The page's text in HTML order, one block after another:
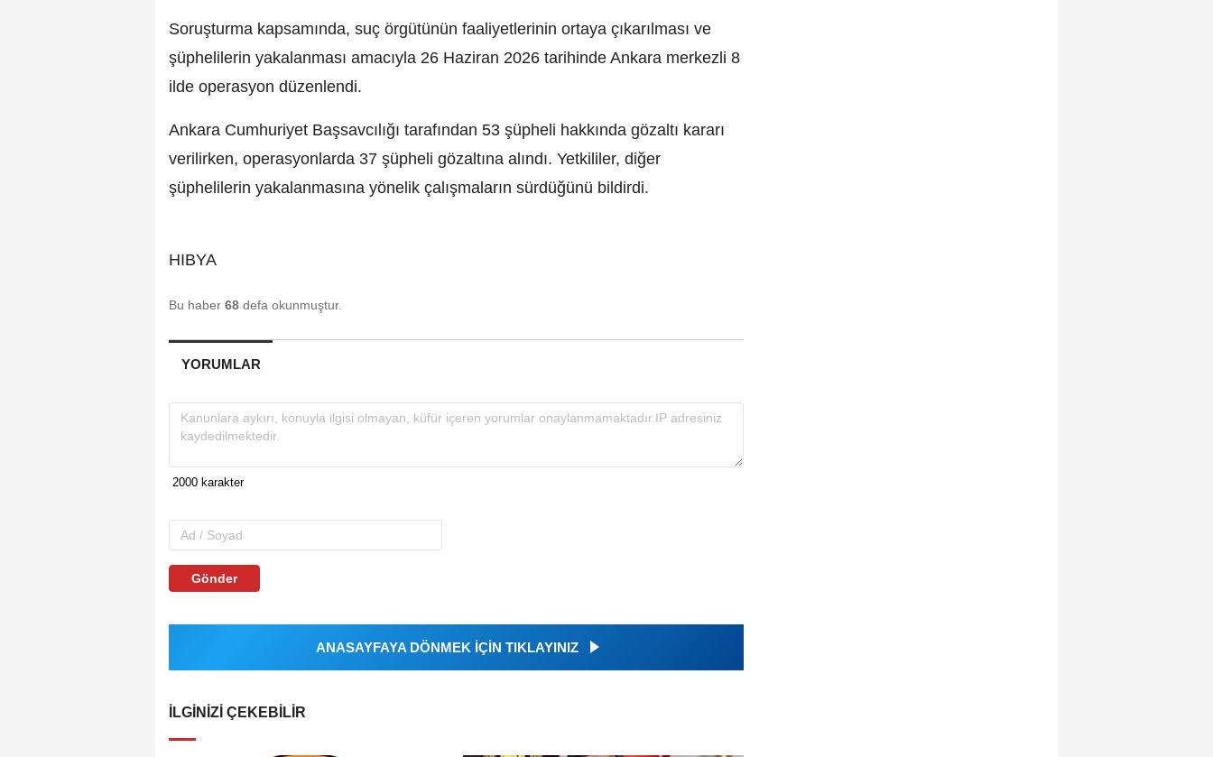
Soruşturma kapsamında, suç örgütünün faaliyetlerinin ortaya çıkarılması ve
şüphelilerin yakalanması amacıyla 26 Haziran 2026 tarihinde Ankara merkezli 8
ilde operasyon düzenlendi.
Ankara Cumhuriyet Başsavcılığı tarafından 53 şüpheli hakkında gözaltı kararı
verilirken, operasyonlarda 37 şüpheli gözaltına alındı. Yetkililer, diğer
şüphelilerin yakalanmasına yönelik çalışmaların sürdüğünü bildirdi.
HIBYA
Bu haber 68 defa okunmuştur.
YORUMLAR
Gönder
ANASAYFAYA DÖNMEK İÇİN TIKLAYINIZ
İLGINIZI ÇEKEBILIR